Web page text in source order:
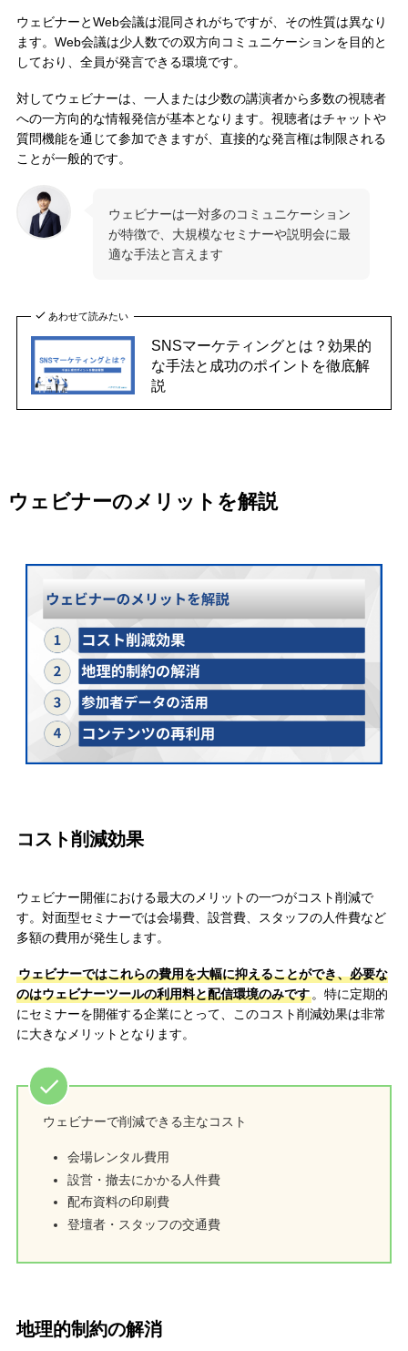
ウェビナーとWeb会議は混同されがちですが、その性質は異なり
ます。Web会議は少人数での双方向コミュニケーションを目的と
しており、全員が発言できる環境です。
対してウェビナーは、一人または少数の講演者から多数の視聴者
への一方向的な情報発信が基本となります。視聴者はチャットや
質問機能を通じて参加できますが、直接的な発言権は制限される
ことが一般的です。
ウェビナーは一対多のコミュニケーション
が特徴で、大規模なセミナーや説明会に最
適な手法と言えます
あわせて読みたい
SNSマーケティングとは？効果的
な手法と成功のポイントを徹底解
説
ウェビナーのメリットを解説
コスト削減効果
ウェビナー開催における最大のメリットの一つがコスト削減で
す。対面型セミナーでは会場費、設営費、スタッフの人件費など
多額の費用が発生します。
ウェビナーではこれらの費用を大幅に抑えることができ、必要な
のはウェビナーツールの利用料と配信環境のみです。特に定期的
にセミナーを開催する企業にとって、このコスト削減効果は非常
に大きなメリットとなります。
ウェビナーで削減できる主なコスト
会場レンタル費用
設営・撤去にかかる人件費
配布資料の印刷費
登壇者・スタッフの交通費
地理的制約の解消